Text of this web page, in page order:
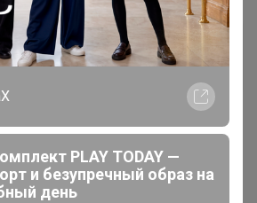
СП
PLAY TODAY —
и безупречный образ на
день